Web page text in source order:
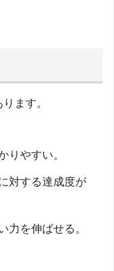
ます。
りやすい。
対する達成度が
力を伸ばせる。